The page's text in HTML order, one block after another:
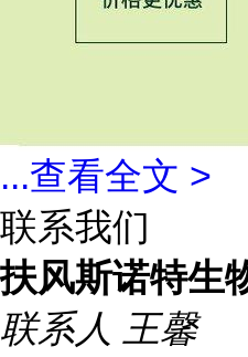
...查看全文 >
联系我们
扶风斯诺特生
联系人 王馨